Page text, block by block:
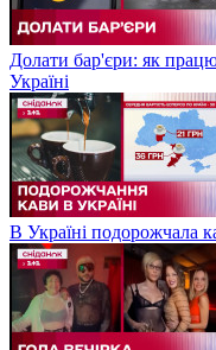
Долати бар'єри: як
Україні
В Україні подорожчала